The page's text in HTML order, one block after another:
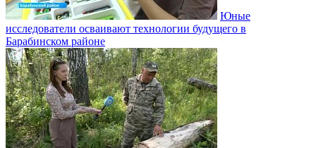
Юные
исследователи осваивают технологии будущего в
Барабинском районе